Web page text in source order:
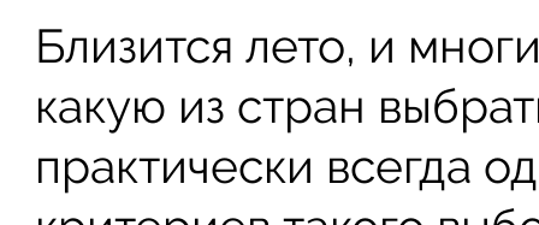
Близится лето, и
какую из стран
практически всегда